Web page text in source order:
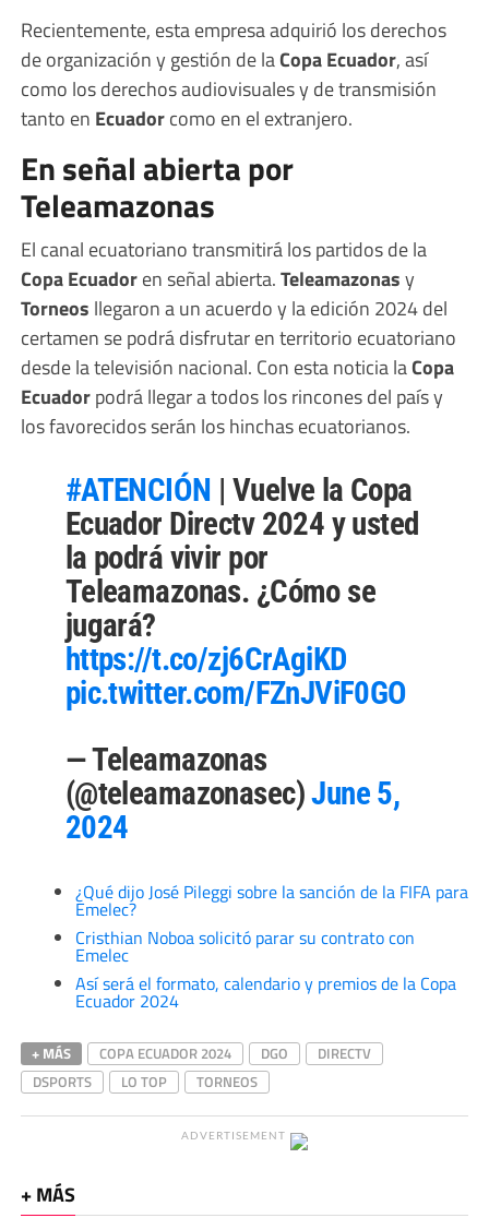
Recientemente, esta empresa adquirió los derechos
de organización y gestión de laCopa Ecuador, así
como los derechos audiovisuales y de transmisión
tanto en Ecuadorcomo en el extranjero.
En señal abierta por
Teleamazonas
El canal ecuatoriano transmitirá los partidos de la
Copa Ecuadoren señal abierta.Teleamazonasy
Torneos llegaron a un acuerdo y la edición 2024 del
certamen se podrá disfrutar en territorio ecuatoriano
desde la televisión nacional. Con esta noticia laCopa
Ecuadorpodrá llegar a todos los rincones del país y
los favorecidos serán los hinchas ecuatorianos.
#ATENCIÓN | Vuelve la Copa
Ecuador Directv 2024 y usted
la podrá vivir por
Teleamazonas. ¿Cómo se
jugará?
https://t.co/zj6CrAgiKD
pic.twitter.com/FZnJViF0GO
— Teleamazonas
(@teleamazonasec)June 5,
2024
¿Qué dijo José Pileggi sobre la sanción de la FIFA para
Emelec?
Cristhian Noboa solicitó parar su contrato con
Emelec
Así será el formato, calendario y premios de la Copa
Ecuador 2024
+ MÁS COPA ECUADOR 2024 DGO
DIRECTV
DSPORTS
LO TOP TORNEOS
ADVERTISEMENT
+ MÁS